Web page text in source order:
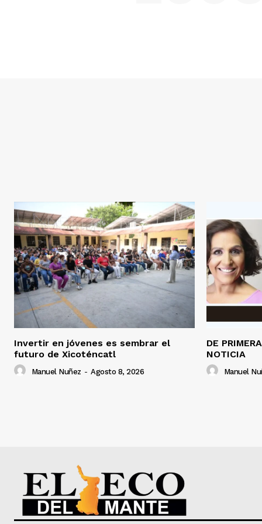
Invertir en jóvenes es sembrar el
futuro de Xicoténcatl
Manuel Nuñez - Agosto 8, 2026
DE
NOTICIA
Manuel